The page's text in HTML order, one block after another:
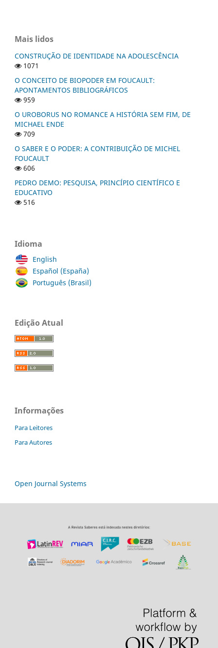
Mais lidos
CONSTRUÇÃO DE IDENTIDADE NA ADOLESCÊNCIA
1071
O CONCEITO DE BIOPODER EM FOUCAULT:
APONTAMENTOS BIBLIOGRÁFICOS
959
O UROBORUS NO ROMANCE A HISTÓRIA SEM FIM, DE
MICHAEL ENDE
709
O SABER E O PODER: A CONTRIBUIÇÃO DE MICHEL
FOUCAULT
606
PEDRO DEMO: PESQUISA, PRINCÍPIO CIENTÍFICO E
EDUCATIVO
516
Idioma
English
Español (España)
Português (Brasil)
Edição Atual
Informações
Para Leitores
Para Autores
Open Journal Systems